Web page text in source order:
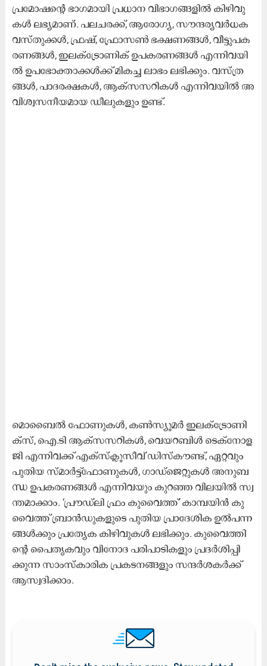
പ്ര​മോ​ഷ​ന്റെ ഭാ​ഗ​മാ​യി പ്ര​ധാ​ന വി​ഭാ​ഗ​ങ്ങ​ളി​ൽ കി​ഴി​വു​
ക​ൾ ല​ഭ്യ​മാ​ണ്. പ​ല​ച​ര​ക്ക്, ആ​രോ​ഗ്യ, സൗ​ന്ദ​ര്യ​വ​ർ​ധ​ക
വ​സ്തു​ക്ക​ൾ, ഫ്ര​ഷ്, ഫ്രോ​സ​ൺ ഭ​ക്ഷ​ണ​ങ്ങ​ൾ, വീ​ട്ടു​പ​ക​
ര​ണ​ങ്ങ​ൾ, ഇ​ല​ക്ട്രോ​ണി​ക് ഉ​പ​ക​ര​ണ​ങ്ങ​ൾ എ​ന്നി​വ​യി​
ൽ ഉ​പ​ഭോ​ക്താ​ക്ക​ൾ​ക്ക് മി​ക​ച്ച ലാ​ഭം ല​ഭി​ക്കും. വ​സ്ത്ര​
ങ്ങ​ൾ, പാ​ദ​ര​ക്ഷ​ക​ൾ, ആ​ക്സ​സ​റി​ക​ൾ എ​ന്നി​വ​യി​ൽ അ​
വി​ശ്വ​സ​നീ​യ​മാ​യ ഡീ​ലു​ക​ളും ഉ​ണ്ട്.
മൊ​ബൈ​ൽ ഫോ​ണു​ക​ൾ, ക​ൺ​സ്യൂ​മ​ർ ഇ​ല​ക്ട്രോ​ണി​
ക്‌​സ്, ഐ.​ടി ആ​ക്‌​സ​സ​റി​ക​ൾ, വെ​യ​റ​ബി​ൾ ടെ​ക്‌​നോ​ള​
ജി എ​ന്നി​വ​ക്ക് എ​ക്‌​സ്‌​ക്ലൂ​സീ​വ് ഡി​സ്‌​കൗ​ണ്ട്, ഏ​റ്റ​വും
പു​തി​യ സ്മാ​ർ​ട്ട്‌​ഫോ​ണു​ക​ൾ, ഗാ​ഡ്‌​ജെ​റ്റു​ക​ൾ അ​നു​ബ​
ന്ധ ഉ​പ​ക​ര​ണ​ങ്ങ​ൾ എ​ന്നി​വ​യും കു​റ​ഞ്ഞ വി​ല​യി​ൽ സ്വ​
ന്ത​മാ​ക്കാം. ‘പ്രൗ​ഡ്‌​ലി ഫ്രം ​കു​വൈ​ത്ത്’ കാ​മ്പ​യി​ൻ കു​
വൈ​ത്ത് ബ്രാ​ൻ​ഡു​ക​ളു​ടെ പു​തി​യ പ്രാ​ദേ​ശി​ക ഉ​ൽ​പ​ന്ന​
ങ്ങ​ൾ​ക്കും പ്ര​ത്യേ​ക കി​ഴി​വു​ക​ൾ ല​ഭി​ക്കും. കു​വൈ​ത്തി​
ന്റെ പൈ​തൃ​ക​വും വി​നോ​ദ പ​രി​പാ​ടി​ക​ളും പ്ര​ദ​ർ​ശി​പ്പി​
ക്കു​ന്ന സാം​സ്കാ​രി​ക പ്ര​ക​ട​ന​ങ്ങ​ളും സ​ന്ദ​ർ​ശ​ക​ർ​ക്ക്
ആ​സ്വ​ദി​ക്കാം.